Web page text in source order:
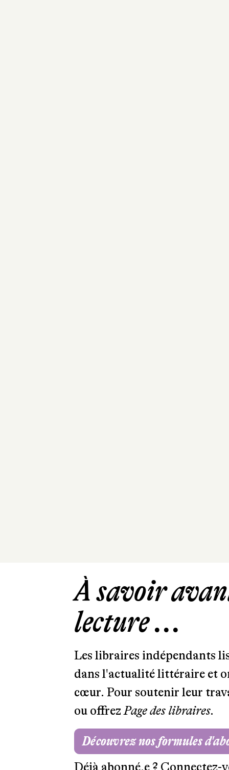
À savoir
lecture ...
Les libraires indépendants
dans l'actualité littéraire et
cœur. Pour soutenir leur
ou offrezPage des libraires.
Découvrez nos formules
Déjà abonné.e ? Connectez-